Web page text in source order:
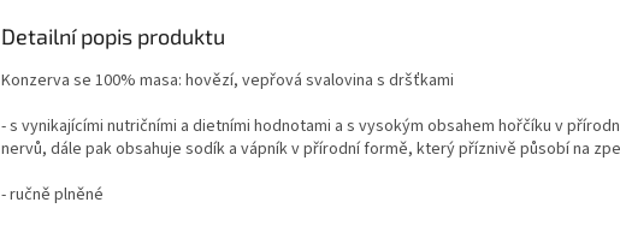
Detailní popis produktu
Konzerva se 100% masa: hovězí, vepřová svalovina s dršťkami
- s vynikajícími nutričními a dietními hodnotami a s vysokým obsahem hořčíku v
nervů, dále pak obsahuje sodík a vápník v přírodní formě, který příznivě působí na
- ručně plněné